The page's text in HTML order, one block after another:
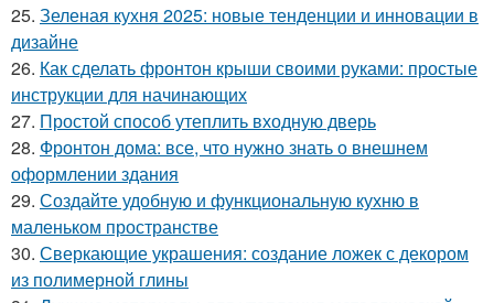
25. Зеленая кухня 2025: новые тенденции и инновации в
дизайне
26. Как сделать фронтон крыши своими руками: простые
инструкции для начинающих
27. Простой способ утеплить входную дверь
28. Фронтон дома: все, что нужно знать о внешнем
оформлении здания
29. Создайте удобную и функциональную кухню в
маленьком пространстве
30. Сверкающие украшения: создание ложек с декором
из полимерной глины